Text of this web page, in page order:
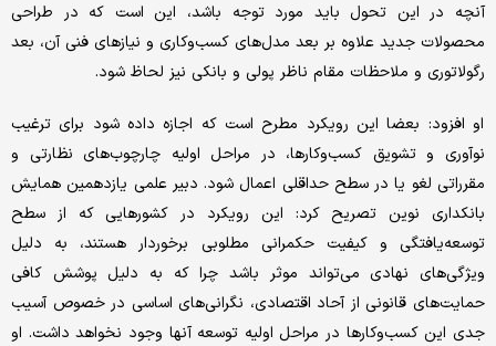
آنچه در این تحول باید مورد توجه باشد، این است که در طراحی
محصولات جدید علاوه بر بعد مدل‌های کسب‌وکاری و نیازهای فنی آن، بعد
رگولاتوری و ملاحظات مقام ناظر پولی و بانکی نیز لحاظ شود.
او افزود: بعضا این رویکرد مطرح است که اجازه داده شود برای ترغیب
نوآوری و تشویق کسب‌وکارها، در مراحل اولیه چارچوب‌های نظارتی و
مقرراتی لغو یا در سطح حداقلی اعمال شود. دبیر علمی یازدهمین همایش
بانکداری نوین تصریح کرد: این رویکرد در کشورهایی که از سطح
توسعه‌یافتگی و کیفیت حکمرانی مطلوبی برخوردار هستند، به دلیل
ویژگی‌های نهادی می‌تواند موثر باشد چرا که به دلیل پوشش کافی
حمایت‌های قانونی از آحاد اقتصادی، نگرانی‌های اساسی در خصوص آسیب
جدی این کسب‌وکارها در مراحل اولیه توسعه آنها وجود نخواهد داشت. او